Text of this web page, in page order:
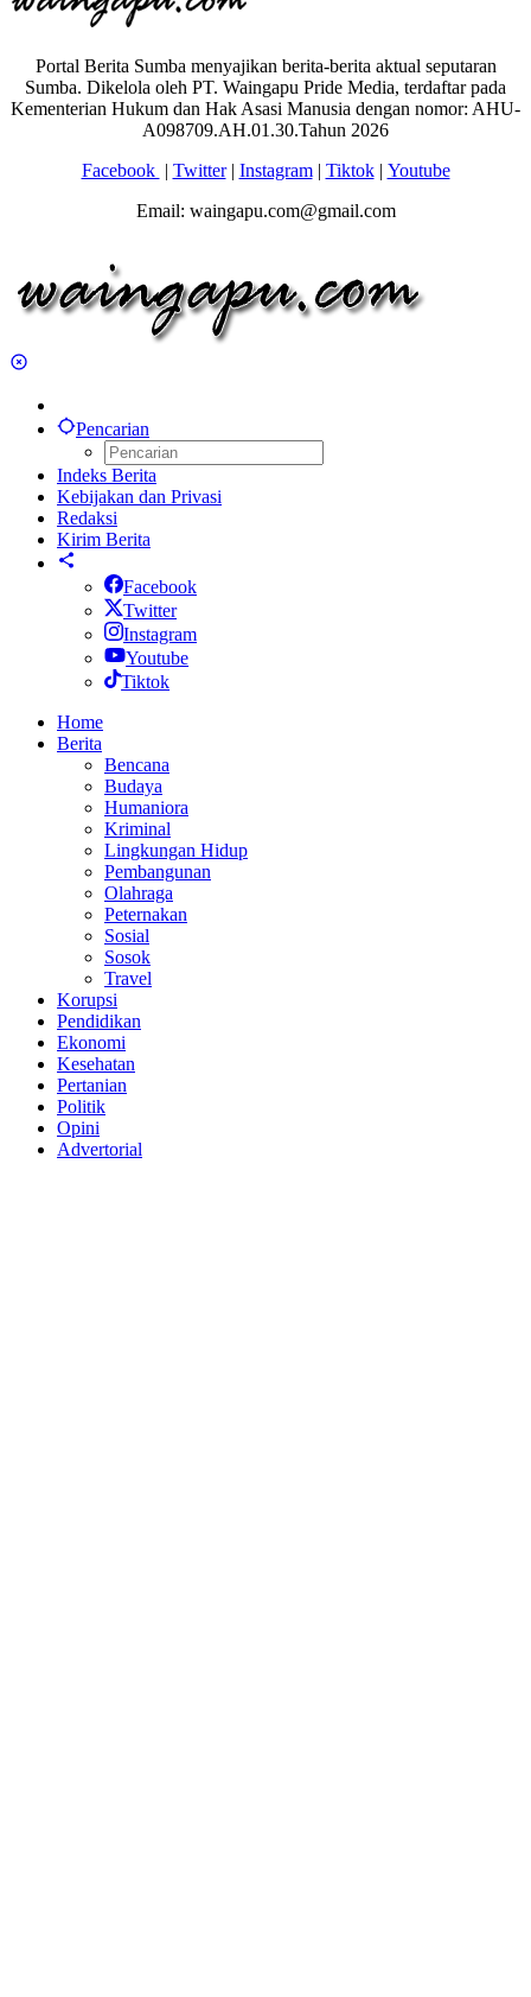
Portal Berita Sumba menyajikan berita-berita aktual seputaran
Sumba. Dikelola oleh PT. Waingapu Pride Media, terdaftar pada
Kementerian Hukum dan Hak Asasi Manusia dengan nomor: AHU-
A098709.AH.01.30.Tahun 2026
Facebook | Twitter| Instagram| Tiktok| Youtube
Email: waingapu.com@gmail.com
Pencarian
Indeks Berita
Kebijakan dan Privasi
Redaksi
Kirim Berita
Facebook
Twitter
Instagram
Youtube
Tiktok
Home
Berita
Bencana
Budaya
Humaniora
Kriminal
Lingkungan Hidup
Pembangunan
Olahraga
Peternakan
Sosial
Sosok
Travel
Korupsi
Pendidikan
Ekonomi
Kesehatan
Pertanian
Politik
Opini
Advertorial